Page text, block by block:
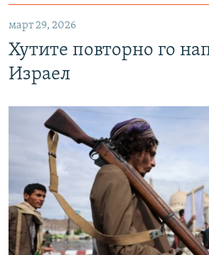
март 29, 2026
Хутите повторно го
Израел